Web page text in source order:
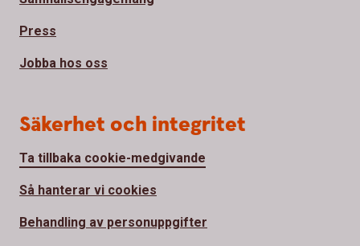
Press
Jobba hos oss
Säkerhet och integritet
Ta tillbaka cookie-medgivande
Så hanterar vi cookies
Behandling av personuppgifter